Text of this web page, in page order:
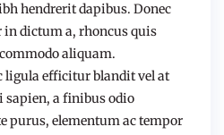
hendrerit dapibus. Donec
dictum a, rhoncus quis
aliquam.
ligula efficitur blandit vel at
sapien, a finibus odio
purus, elementum ac tempor